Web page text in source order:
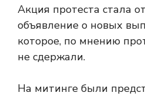
Акция протеста стала
объявление о новых
которое, по мнению
не сдержали.
На митинге были